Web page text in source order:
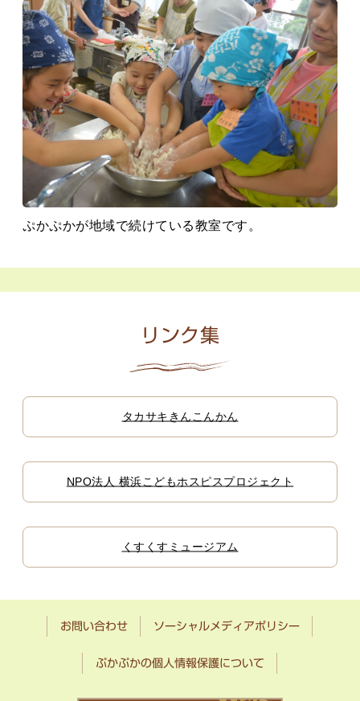
ぷかぷかが地域で続けている教室です。
リンク集
タカサキきんこんかん
NPO法人 横浜こどもホスピスプロジェクト
くすくすミュージアム
お問い合わせ ソーシャルメディアポリシー
ぷかぷかの個人情報保護について